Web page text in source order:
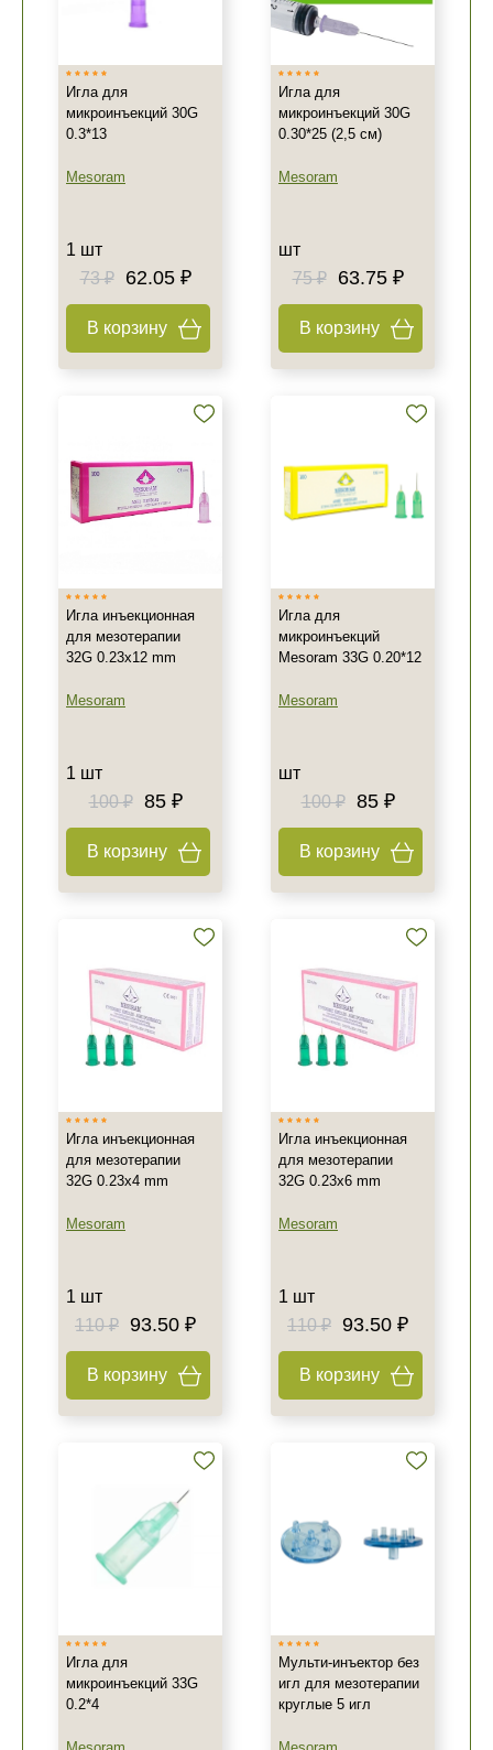
Игла для
микроинъекций 30G
0.3*13
Mesoram
1 шт
73 ₽
62.05 ₽
В корзину
Игла для
микроинъекций 30G
0.30*25 (2,5 см)
Mesoram
шт
75 ₽
63.75 ₽
В корзину
Игла инъекционная
для мезотерапии
32G 0.23x12 mm
Mesoram
1 шт
100 ₽
85 ₽
В корзину
Игла для
микроинъекций
Mesoram 33G 0.20*12
Mesoram
шт
100 ₽
85 ₽
В корзину
Игла инъекционная
для мезотерапии
32G 0.23x4 mm
Mesoram
1 шт
110 ₽ 93.50 ₽
В корзину
Игла инъекционная
для мезотерапии
32G 0.23x6 mm
Mesoram
1 шт
110 ₽ 93.50 ₽
В корзину
Игла для
микроинъекций 33G
0.2*4
Мульти-инъектор без
игл для мезотерапии
круглые 5 игл